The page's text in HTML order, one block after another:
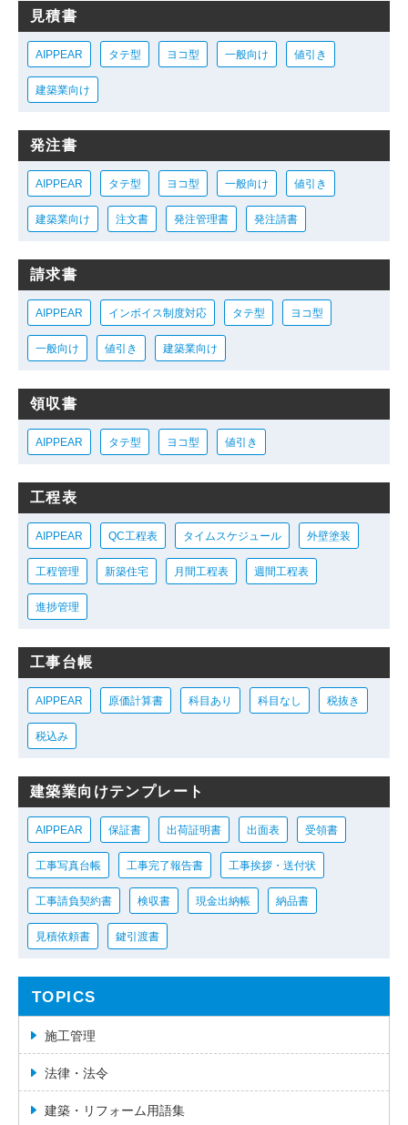
見積書
AIPPEAR タテ型 ヨコ型 一般向け 値引き
建築業向け
発注書
AIPPEAR タテ型 ヨコ型 一般向け 値引き
建築業向け 注文書 発注管理書 発注請書
請求書
AIPPEAR インボイス制度対応 タテ型 ヨコ型
一般向け 値引き 建築業向け
領収書
AIPPEAR タテ型 ヨコ型 値引き
工程表
AIPPEAR QC工程表 タイムスケジュール 外壁塗装
工程管理 新築住宅 月間工程表 週間工程表
進捗管理
工事台帳
AIPPEAR 原価計算書 科目あり 科目なし 税抜き
税込み
建築業向けテンプレート
AIPPEAR 保証書 出荷証明書 出面表 受領書
工事写真台帳 工事完了報告書 工事挨拶・送付状
工事請負契約書 検収書 現金出納帳 納品書
見積依頼書 鍵引渡書
TOPICS
施工管理
法律・法令
建築・リフォーム用語集